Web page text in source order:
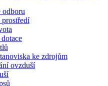
odboru
ke zdrojům
ovzduší